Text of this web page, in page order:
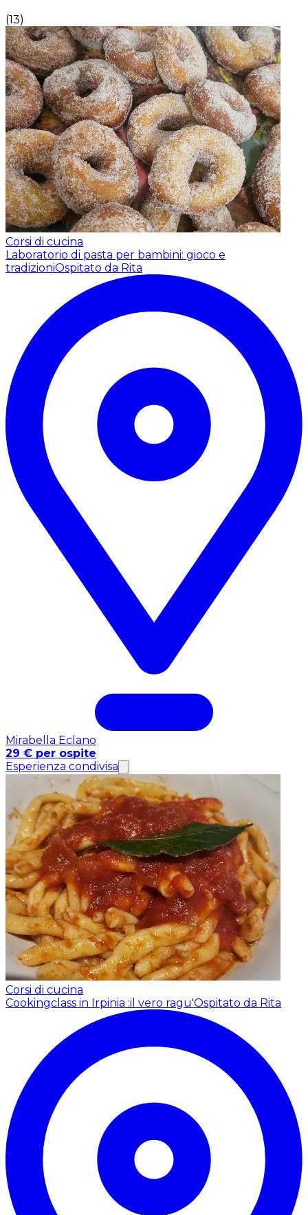
(13)
Corsi di cucina
Laboratorio di pasta per bambini: gioco e
tradizioniOspitato da Rita
Mirabella Eclano
29 € per ospite
Esperienza condivisa
Corsi di cucina
Cookingclass in Irpinia :il vero ragu'Ospitato da Rita